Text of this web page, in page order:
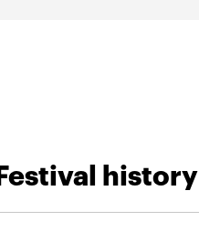
Festival history